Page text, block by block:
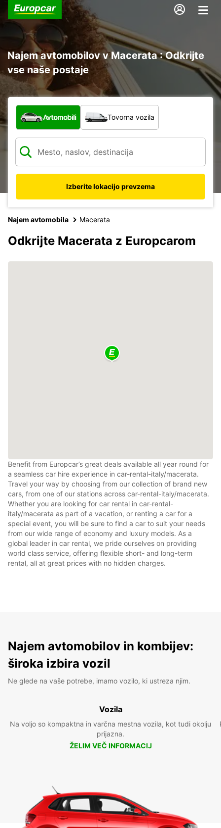
Najem avtomobilov v Macerata : Odkrijte
vse naše postaje
Katera vrsta vozila?
Avtomobili Tovorna vozila
Izberite lokacijo prevzema
Najem avtomobila Macerata
Odkrijte Macerata z Europcarom
Benefit from Europcar’s great deals available all year round for
a seamless car hire experience in car-rental-italy/macerata.
Travel your way by choosing from our collection of brand new
cars, from one of our stations across car-rental-italy/macerata.
Whether you are looking for car rental in car-rental-
italy/macerata as part of a vacation, or renting a car for a
special event, you will be sure to find a car to suit your needs
from our wide range of economy and luxury models. As a
global leader in car rental, we pride ourselves on providing
world class service, offering flexible short- and long-term
rental, all at great prices with no hidden charges.
Najem avtomobilov in kombijev:
široka izbira vozil
Ne glede na vaše potrebe, imamo vozilo, ki ustreza njim.
Vozila
Na voljo so kompaktna in varčna mestna vozila, kot tudi okolju
prijazna.
ŽELIM VEČ INFORMACIJ